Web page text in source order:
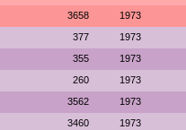
3658 1973
377 1973
355 1973
260 1973
3562 1973
3460 1973